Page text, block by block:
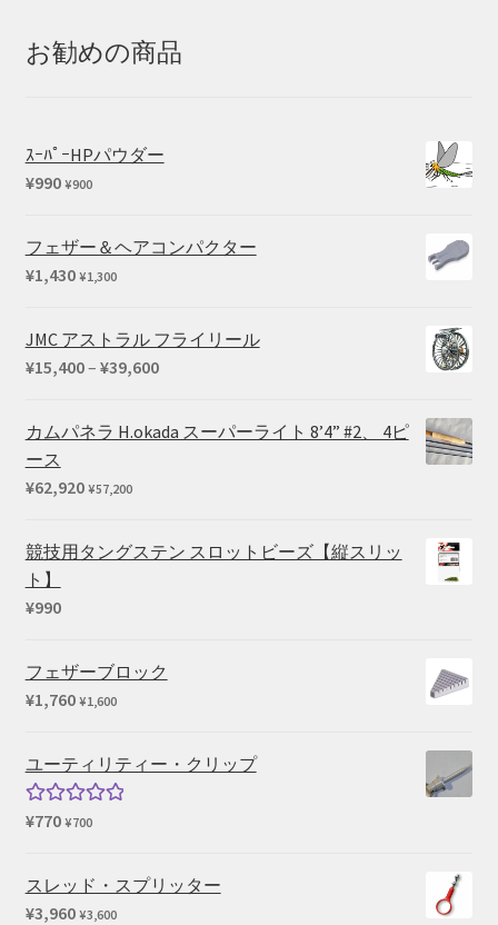
–
¥25,410
お勧めの商品
ｽｰﾊﾟｰHPパウダー
¥990 ¥900
フェザー＆ヘアコンパクター
¥1,430 ¥1,300
JMC アストラル フライリール
¥15,400– ¥39,600価
帯:
カムパネラ H.okada スーパーライト 8’4” #2、 4ピ
ース
¥62,920 ¥57,200
競技用タングステン スロットビーズ【縦スリッ
ト】
¥990
フェザーブロック
¥1,760 ¥1,600
ユーティリティー・クリップ
5段階中
¥770 ¥700
スレッド・スプリッター
¥3,960 ¥3,600